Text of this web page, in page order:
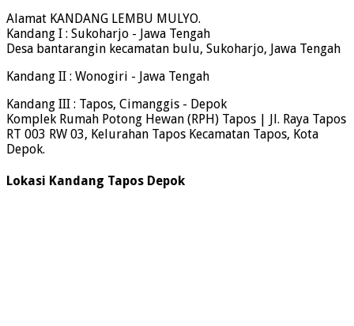
Alamat KANDANG LEMBU MULYO.
Kandang I : Sukoharjo - Jawa Tengah
Desa bantarangin kecamatan bulu, Sukoharjo, Jawa Tengah
Kandang II : Wonogiri - Jawa Tengah
Kandang III : Tapos, Cimanggis - Depok
Komplek Rumah Potong Hewan (RPH) Tapos | Jl. Raya Tapos
RT 003 RW 03, Kelurahan Tapos Kecamatan Tapos, Kota
Depok.
Lokasi Kandang Tapos Depok